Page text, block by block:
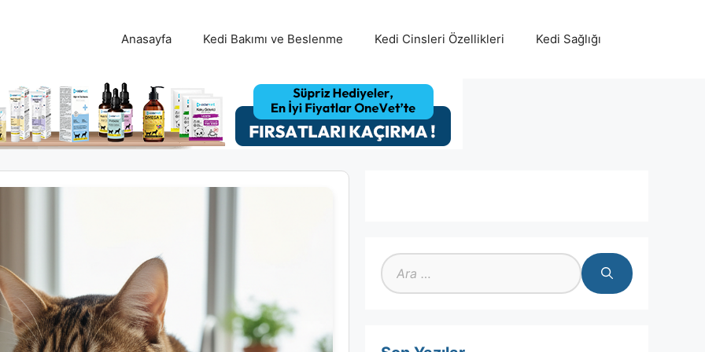
Anasayfa Kedi Bakımı ve Beslenme Kedi Cinsleri Özellikleri Kedi Sağlığı
için
ara